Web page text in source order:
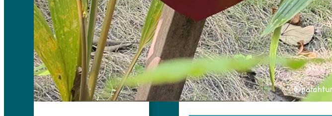
4. Bila masih berada jauh di
segera tahu dan bisa langsung
buka.
Lifestyle
Budaya Antre